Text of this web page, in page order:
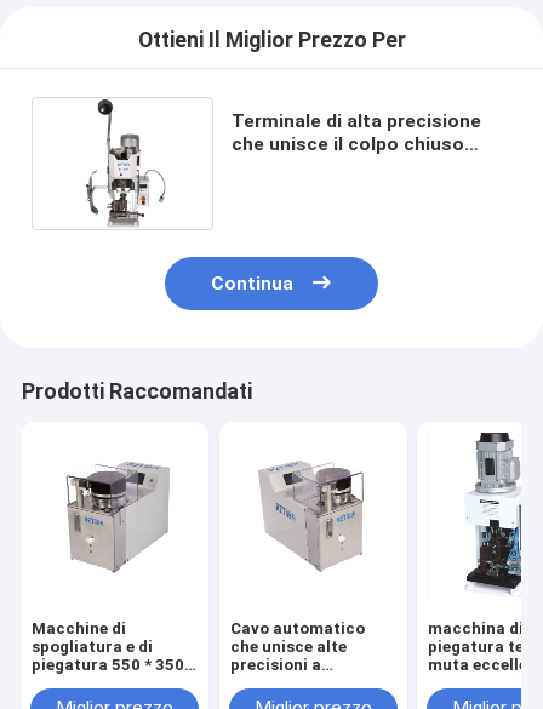
Ottieni Il Miglior Prezzo Per
Terminale di alta precisione
che unisce il colpo chiuso
Continua
Prodotti Raccomandati
Macchine di
spogliatura e di
piegatura 550 * 350 *
metropolitana del
Cavo automatico
che unisce alte
precisioni a
di 12MM - di 6
macchina di
piegatura
muta
l'elaborazione